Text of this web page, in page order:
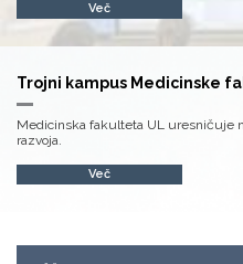
Trojni kampus Medicinske
Medicinska fakulteta UL uresničuje
razvoja.
Več
Več